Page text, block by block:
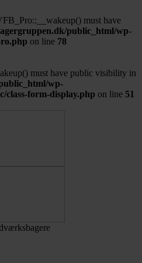
must have
public_html/wp-
on line 78
must have public visibility in
wp-
class-form-display.php on line 51